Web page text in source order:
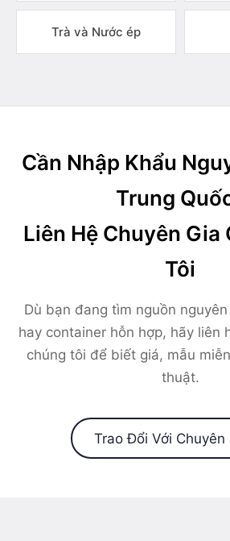
Trà và Nước ép
Cần Nhập Khẩu
Trung
Liên Hệ Chuyên Gia
Tôi
Dù bạn đang tìm nguồn
hay container hỗn hợp, hãy liên
chúng tôi để biết giá, mẫu
thuật.
Trao Đổi Với Chuyên